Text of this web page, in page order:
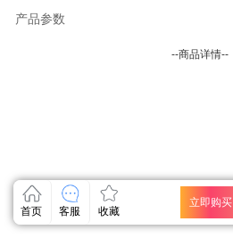
产品参数
--商品详情--
关闭
关闭
关闭
关闭
关闭
关闭
首页 客服 收藏
立即购买